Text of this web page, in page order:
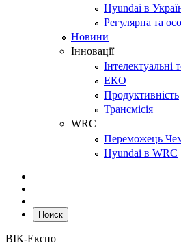
Hyundai в
Регулярна та
Новини
Інновації
Інтелектуальні
ЕКО
Продуктивність
Трансмісія
WRC
Переможець
Hyundai в WRC
Поиск
ВІК-Експо